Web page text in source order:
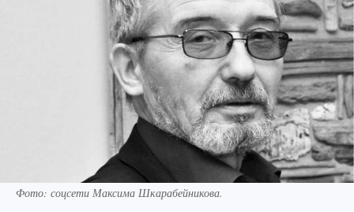
Фото: соцсети Максима Шкарабейникова.